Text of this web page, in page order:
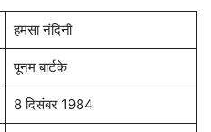
हमसा नंदिनी
पूनम बार्टके
8 दिसंबर 1984